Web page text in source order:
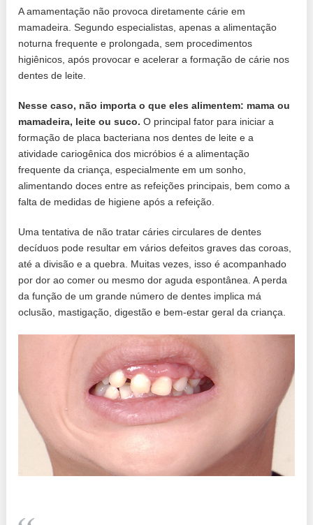
A amamentação não provoca diretamente cárie em
mamadeira. Segundo especialistas, apenas a alimentação
noturna frequente e prolongada, sem procedimentos
higiênicos, após provocar e acelerar a formação de cárie nos
dentes de leite.
Nesse caso, não importa o que eles alimentem: mama ou
mamadeira, leite ou suco. O principal fator para iniciar a
formação de placa bacteriana nos dentes de leite e a
atividade cariogênica dos micróbios é a alimentação
frequente da criança, especialmente em um sonho,
alimentando doces entre as refeições principais, bem como a
falta de medidas de higiene após a refeição.
Uma tentativa de não tratar cáries circulares de dentes
decíduos pode resultar em vários defeitos graves das coroas,
até a divisão e a quebra. Muitas vezes, isso é acompanhado
por dor ao comer ou mesmo dor aguda espontânea. A perda
da função de um grande número de dentes implica má
oclusão, mastigação, digestão e bem-estar geral da criança.